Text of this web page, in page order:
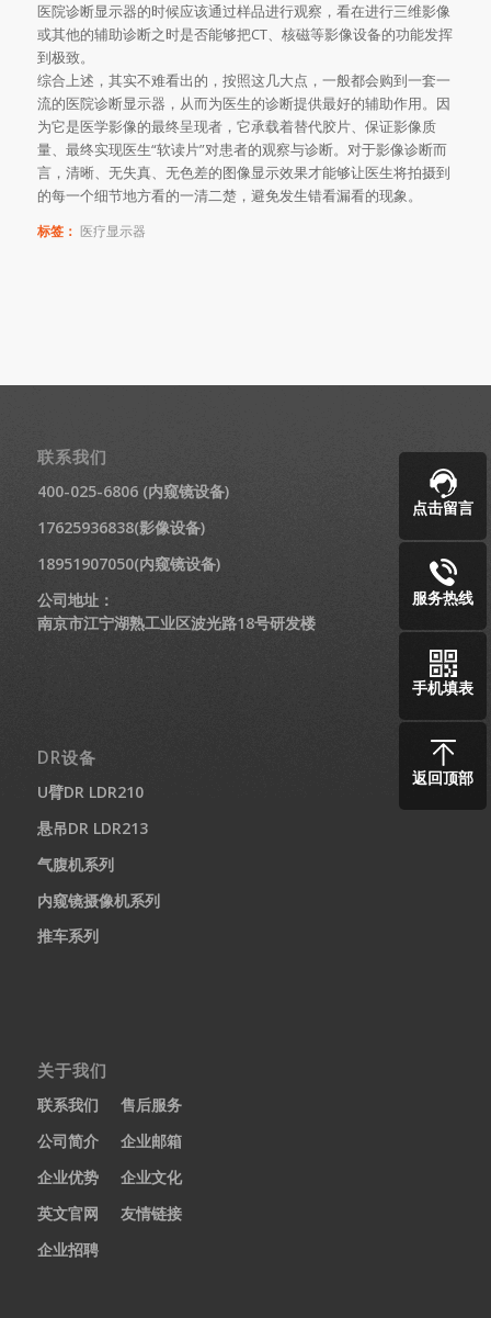
医院诊断显示器的时候应该通过样品进行观察，看在进行三维影像
或其他的辅助诊断之时是否能够把CT、核磁等影像设备的功能发挥
到极致。
综合上述，其实不难看出的，按照这几大点，一般都会购到一套一
流的医院诊断显示器，从而为医生的诊断提供最好的辅助作用。因
为它是医学影像的最终呈现者，它承载着替代胶片、保证影像质
量、最终实现医生“软读片”对患者的观察与诊断。对于影像诊断而
言，清晰、无失真、无色差的图像显示效果才能够让医生将拍摄到
的每一个细节地方看的一清二楚，避免发生错看漏看的现象。
标签： 医疗显示器
联系我们
400-025-6806 (内窥镜设备)
17625936838(影像设备)
18951907050(内窥镜设备)
公司地址：
南京市江宁湖熟工业区波光路18号研发楼
DR设备
U臂DR LDR210
悬吊DR LDR213
气腹机系列
内窥镜摄像机系列
推车系列
关于我们
联系我们
售后服务
公司简介
企业邮箱
企业优势
企业文化
英文官网
友情链接
企业招聘
点击留言
服务热线
手机填表
返回顶部